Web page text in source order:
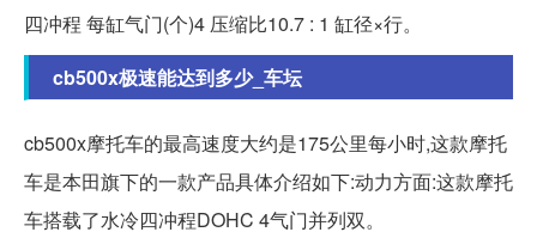
四冲程 每缸气门(个)4 压缩比10.7 : 1 缸径×行。
cb500x极速能达到多少_车坛
cb500x摩托车的最高速度大约是175公里每小时,这款摩托
车是本田旗下的一款产品具体介绍如下:动力方面:这款摩托
车搭载了水冷四冲程DOHC 4气门并列双。